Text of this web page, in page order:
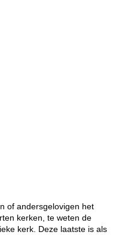
of andersgelovigen het
kerken, te weten de
kerk. Deze laatste is als